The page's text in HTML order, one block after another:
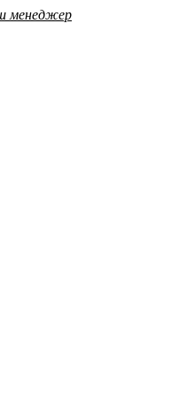
менеджер